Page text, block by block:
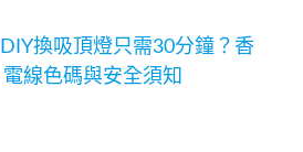
換吸頂燈只需30分鐘？香
線色碼與安全須知